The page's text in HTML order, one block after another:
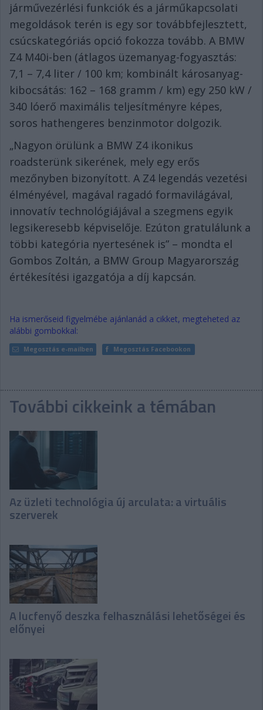
járművezérlési funkciók és a járműkapcsolati
megoldások terén is egy sor továbbfejlesztett,
csúcskategóriás opció fokozza tovább. A BMW
Z4 M40i-ben (átlagos üzemanyag-fogyasztás:
7,1 – 7,4 liter / 100 km; kombinált károsanyag-
kibocsátás: 162 – 168 gramm / km) egy 250 kW /
340 lóerő maximális teljesítményre képes,
soros hathengeres benzinmotor dolgozik.
„Nagyon örülünk a BMW Z4 ikonikus
roadsterünk sikerének, mely egy erős
mezőnyben bizonyított. A Z4 legendás vezetési
élményével, magával ragadó formavilágával,
innovatív technológiájával a szegmens egyik
legsikeresebb képviselője. Ezúton gratulálunk a
többi kategória nyertesének is” – mondta el
Gombos Zoltán, a BMW Group Magyarország
értékesítési igazgatója a díj kapcsán.
Ha ismerőseid figyelmébe ajánlanád a cikket, megteheted az
alábbi gombokkal:
Megosztás e-mailben Megosztás Facebookon
További cikkeink a témában
Az üzleti technológia új arculata: a virtuális
szerverek
A lucfenyő deszka felhasználási lehetőségei és
előnyei